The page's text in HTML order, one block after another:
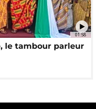
01:58
le tambour parleur